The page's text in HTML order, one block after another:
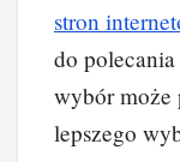
stron
do
wybór może
lepszego